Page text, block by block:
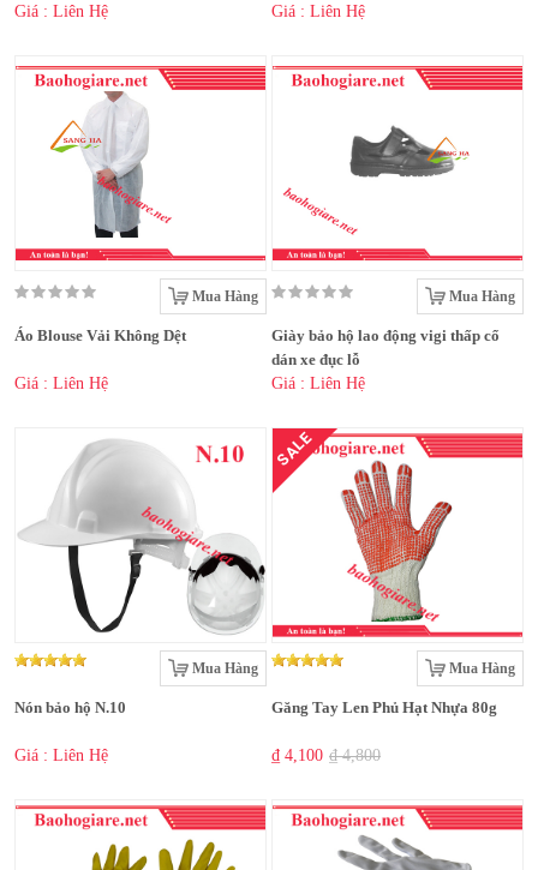
Giá : Liên Hệ
Giá : Liên Hệ
Mua Hàng
Áo Blouse Vải Không Dệt
Giá : Liên Hệ
Mua Hàng
Giày bảo hộ lao động vigi thấp cổ
dán xe đục lỗ
Giá : Liên Hệ
Mua Hàng
Nón bảo hộ N.10
Giá : Liên Hệ
SALE
Mua Hàng
Găng Tay Len Phủ Hạt Nhựa 80g
₫ 4,100 ₫ 4,800